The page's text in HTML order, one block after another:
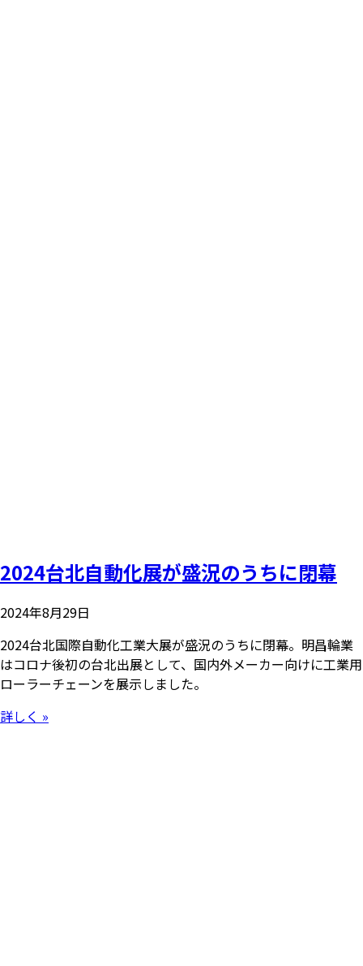
2024台北自動化展が盛況のうちに閉幕
2024年8月29日
2024台北国際自動化工業大展が盛況のうちに閉幕。明昌輪業
はコロナ後初の台北出展として、国内外メーカー向けに工業用
ローラーチェーンを展示しました。
詳しく »